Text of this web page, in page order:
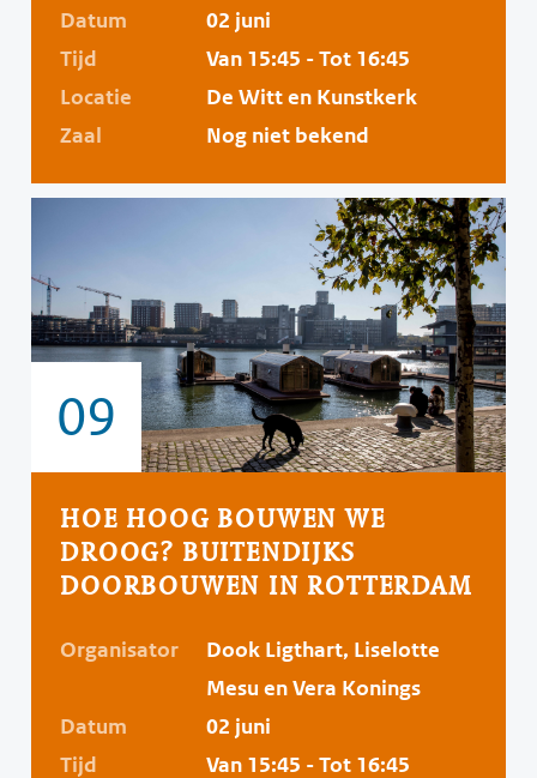
Datum
02 juni
Tijd
Van 15:45 - Tot 16:45
Locatie
De Witt en Kunstkerk
Zaal
Nog niet bekend
09
HOE HOOG BOUWEN WE
DROOG? BUITENDIJKS
DOORBOUWEN IN ROTTERDAM
Organisator
Dook Ligthart, Liselotte
Mesu en Vera Konings
Datum
02 juni
Tijd
Van 15:45 - Tot 16:45